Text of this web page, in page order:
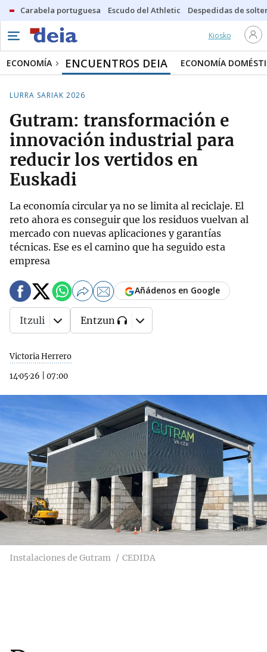
Carabela portuguesa Escudo del Athletic Despedidas de
Kiosko
ECONOMÍA ENCUENTROS DEIA ECONOMÍA
LURRA SARIAK 2026
Gutram: transformación e
innovación industrial para
reducir los vertidos en
Euskadi
La economía circular ya no se limita al reciclaje. El
reto ahora es conseguir que los residuos vuelvan al
mercado con nuevas aplicaciones y garantías
técnicas. Ese es el camino que ha seguido esta
empresa
Victoria Herrero
14·05·26
07:00
Añádenos en Google
Itzuli Entzun
Instalaciones de Gutram CEDIDA